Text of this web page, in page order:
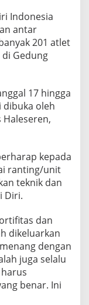
Indonesia
antar
201 atlet
Gedung
17 hingga
dibuka oleh
Haleseren,
kepada
ranting/unit
teknik dan
Diri.
dan
dikeluarkan
dengan
juga selalu
benar. Ini